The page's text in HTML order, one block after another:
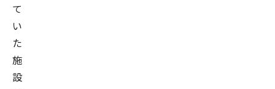
て
い
た
施
設